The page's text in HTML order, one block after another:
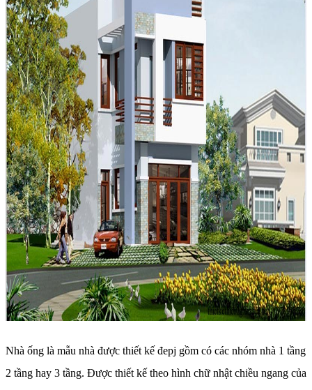
Nhà ống là mẫu nhà được thiết kế đepj gồm có các nhóm nhà 1 tầng
2 tầng hay 3 tầng. Được thiết kế theo hình chữ nhật chiều ngang của